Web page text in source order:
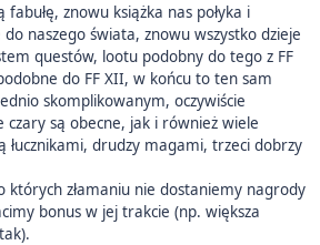
znowu książka nas połyka i
do naszego świata, znowu wszystko dzieje
questów, lootu podobny do tego z FF
do FF XII, w końcu to ten sam
skomplikowanym, oczywiście
są obecne, jak i również wiele
łucznikami, drudzy magami, trzeci dobrzy
złamaniu nie dostaniemy nagrody
bonus w jej trakcie (np. większa